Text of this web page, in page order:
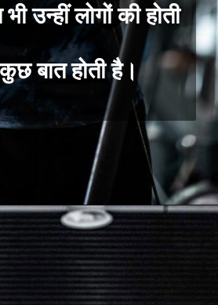
उन्हीं लोगों की होती
बात होती है।